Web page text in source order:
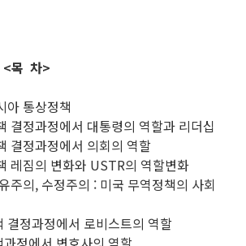
>
아 통상정책
결정과정에서 대통령의 역할과 리더십
결정과정에서 의회의 역할
레짐의 변화와 USTR의 역할변화
주의, 수정주의 : 미국 무역정책의 사회
결정과정에서 로비스트의 역할